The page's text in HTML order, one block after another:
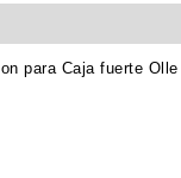
para Caja fuerte